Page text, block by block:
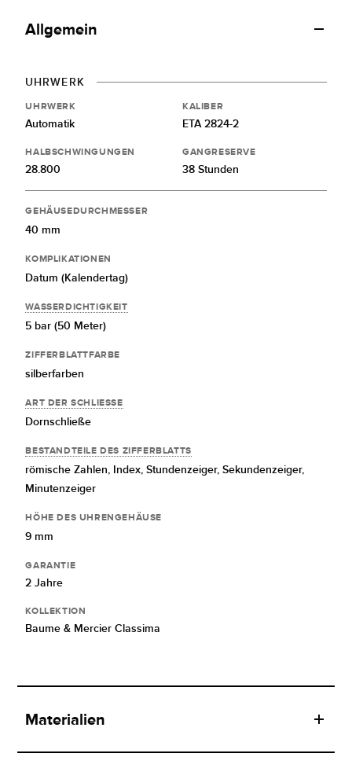
Allgemein
UHRWERK
UHRWERK
Automatik
KALIBER
ETA 2824-2
HALBSCHWINGUNGEN
28.800
GANGRESERVE
38 Stunden
GEHÄUSEDURCHMESSER
40 mm
KOMPLIKATIONEN
Datum (Kalendertag)
WASSERDICHTIGKEIT
5 bar (50 Meter)
ZIFFERBLATTFARBE
silberfarben
ART DER SCHLIESSE
Dornschließe
BESTANDTEILE DES ZIFFERBLATTS
römische Zahlen, Index,Stundenzeiger,Sekundenzeiger,
Minutenzeiger
HÖHE DES UHRENGEHÄUSE
9 mm
GARANTIE
2 Jahre
KOLLEKTION
Baume & Mercier Classima
Materialien